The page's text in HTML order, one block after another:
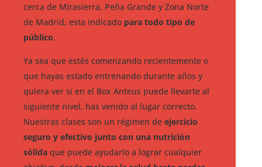
cerca de Mirasierra, Peña Grande y Zona Norte
de Madrid, esta indicado para todo tipo de
público.
Ya sea que estés comenzando recientemente o
que hayas estado entrenando durante años y
quiera ver si en el Box Anteus puede llevarte al
siguiente nivel, has venido al lugar correcto.
Nuestras clases son un régimen de ejercicio
seguro y efectivo junto con una nutrición
sólida que puede ayudarlo a lograr cualquier